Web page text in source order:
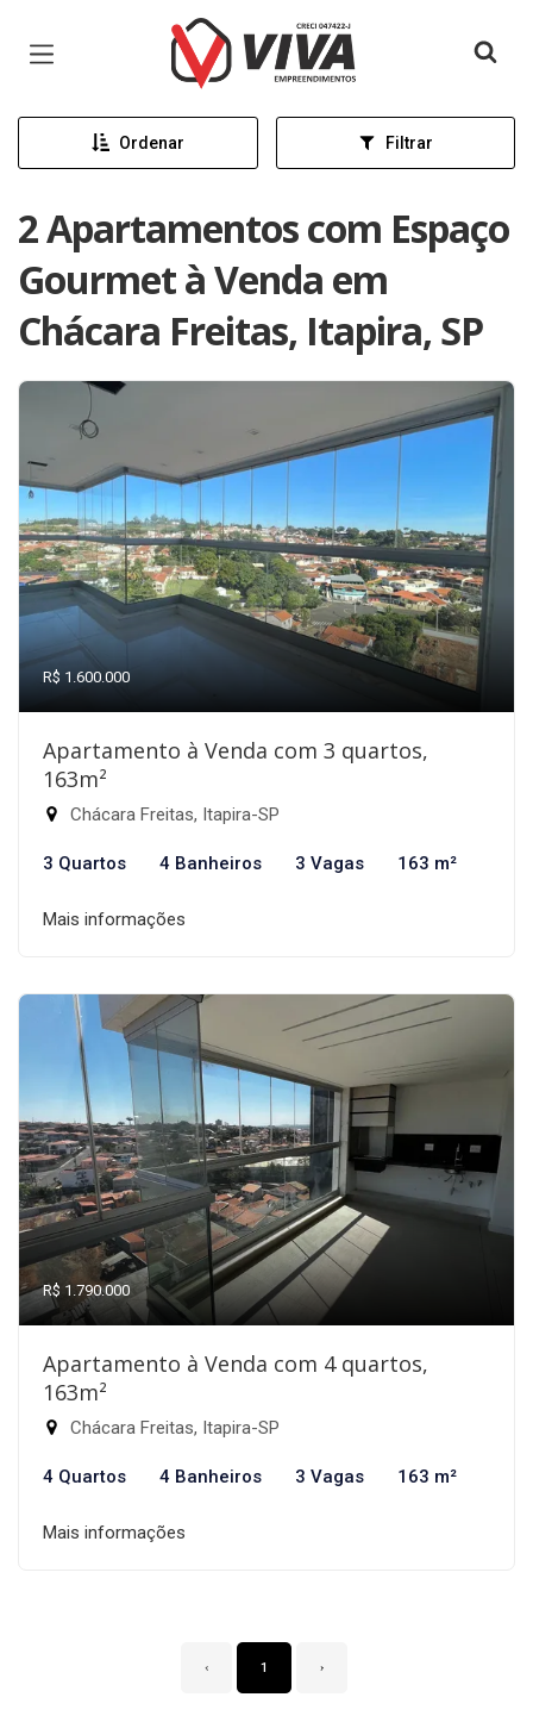
Página inicial
Ordenar Filtrar
2 Apartamentos com Espaço
Gourmet à Venda em
Chácara Freitas, Itapira, SP
R$ 1.600.000
Apartamento à Venda com 3 quartos,
163m²
Chácara Freitas, Itapira-SP
3 Quartos 4 Banheiros 3 Vagas 163 m²
Mais informações
R$ 1.790.000
Apartamento à Venda com 4 quartos,
163m²
Chácara Freitas, Itapira-SP
4 Quartos 4 Banheiros 3 Vagas 163 m²
Mais informações
‹ 1 ›